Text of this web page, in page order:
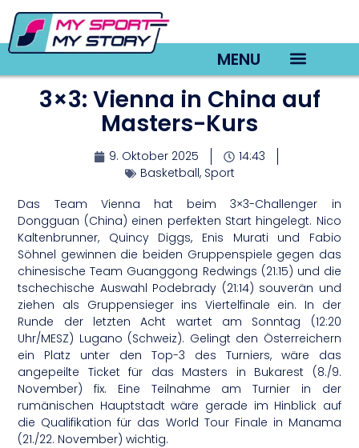
MENU
3×3: Vienna in China auf
Masters-Kurs
9. Oktober 2025
14:43
Basketball, Sport
Das Team Vienna hat beim 3×3-Challenger in
Dongguan (China) einen perfekten Start hingelegt. Nico
Kaltenbrunner, Quincy Diggs, Enis Murati und Fabio
Söhnel gewinnen die beiden Gruppenspiele gegen das
chinesische Team Guanggong Redwings (21:15) und die
tschechische Auswahl Podebrady (21:14) souverän und
ziehen als Gruppensieger ins Viertelfinale ein. In der
Runde der letzten Acht wartet am Sonntag (12:20
Uhr/MESZ) Lugano (Schweiz). Gelingt den Österreichern
ein Platz unter den Top-3 des Turniers, wäre das
angepeilte Ticket für das Masters in Bukarest (8./9.
November) fix. Eine Teilnahme am Turnier in der
rumänischen Hauptstadt wäre gerade im Hinblick auf
die Qualifikation für das World Tour Finale in Manama
(21./22. November) wichtig.